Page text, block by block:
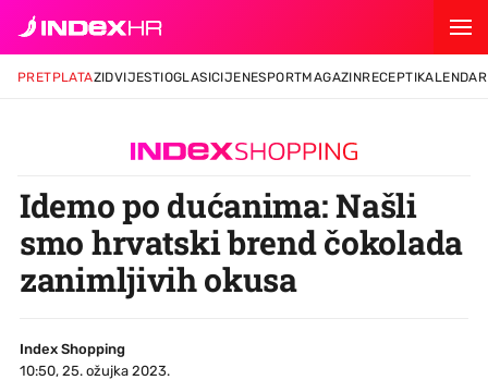
PRETPLATAZIDVIJESTIOGLASICIJENESPORTMAGAZINRECEPTIKALENDAR
Idemo po dućanima: Našli
smo hrvatski brend čokolada
zanimljivih okusa
Index Shopping
10:50, 25. ožujka 2023.